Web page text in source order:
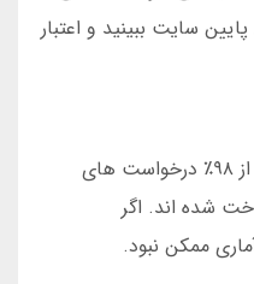
سایت ببینید و اعتبار
بر اساس آمار مارس ۲۰۲۵، بیش از ۹۸٪ درخواست های
دقیقه پرداخت شده اند. اگر
ممکن نبود.